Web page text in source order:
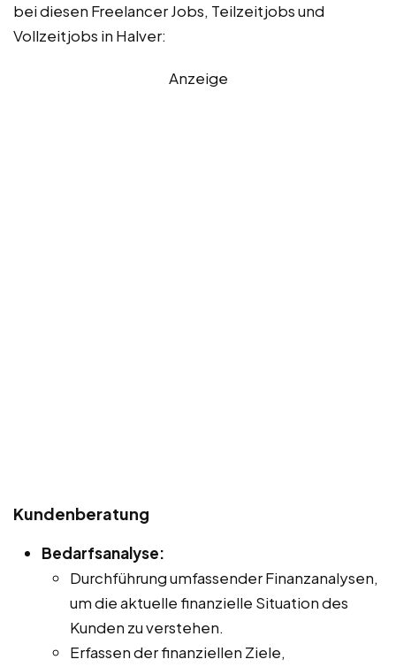
bei diesen Freelancer Jobs, Teilzeitjobs und
Vollzeitjobs in Halver:
Anzeige
Kundenberatung
Bedarfsanalyse:
Durchführung umfassender Finanzanalysen,
um die aktuelle finanzielle Situation des
Kunden zu verstehen.
Erfassen der finanziellen Ziele,